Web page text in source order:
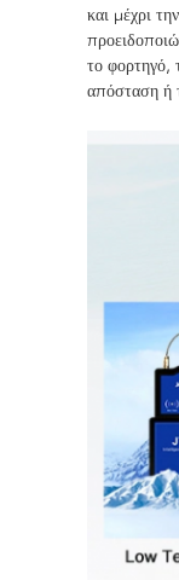
και μέχρι
το φορτηγό,
απόσταση ή